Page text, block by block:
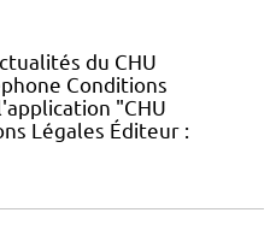
du CHU
Conditions
"CHU
Légales Éditeur :